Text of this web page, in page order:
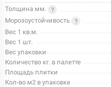
Толщина мм.
Морозоустойчивость
Вес 1 кв.м.
Вес 1 шт.
Вес упаковки
Количество кг. в палетте
Площадь плитки
Кол-во м2 в упаковке